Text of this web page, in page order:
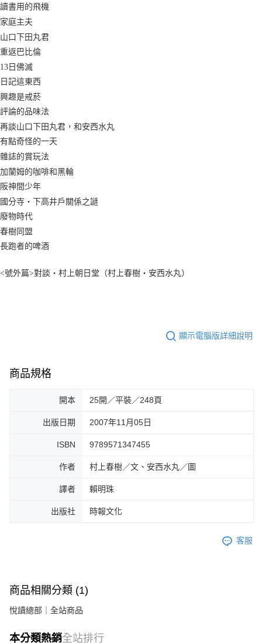
讀書用的飛機
家庭主夫
山口下田丸君
重返巴比倫
13日佛滅
日記這東西
興趣是戒菸
評論的品味法
再談山口下田丸君，和安西水丸
有點奇怪的一天
雜誌的賞玩法
加蘭姆的咖啡和黑輪
阪神間少年
國分寺‧下高井戶關係之謎
廢物時代
春樹同盟
長跑者的啤酒
<號外篇>對談‧村上朝日堂（村上春樹‧安西水丸）
顯示電腦版詳細說明
商品規格
開本 25開／平裝／248頁
出版日期 2007年11月05日
ISBN 9789571347455
作者 村上春樹／文、安西水丸／圖
譯者 賴明珠
出版社 時報文化
客服
商品相關分類 (1)
悅讀總部｜全站商品
本分類熱銷全站排行